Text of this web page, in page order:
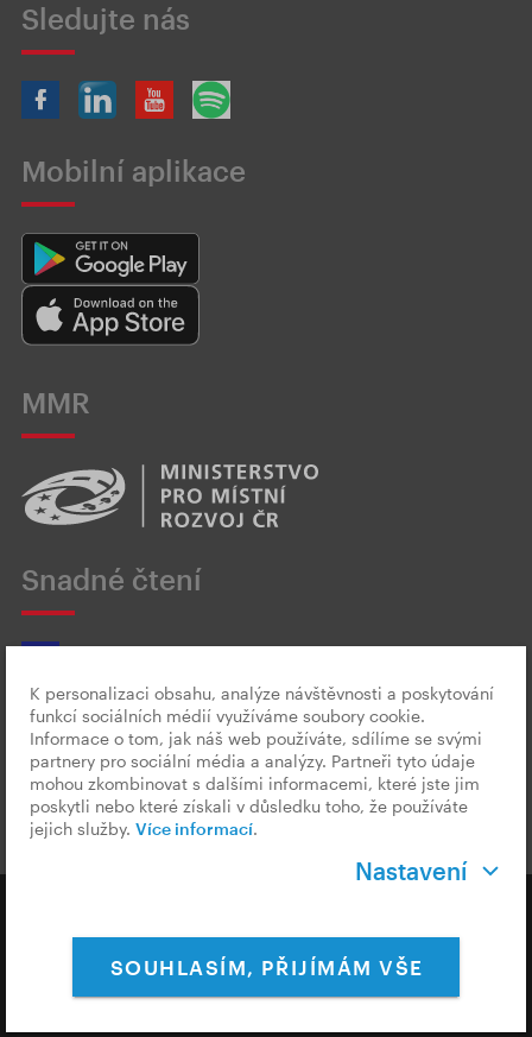
Sledujte nás
Mobilní aplikace
MMR
Snadné čtení
Český znakový jazyk
Ochrana osobních údajů
Cookies & Měření
Nastavení Cookies
K personalizaci obsahu, analýze návštěvnosti a poskytování
funkcí sociálních médií využíváme soubory cookie.
Informace o tom, jak náš web používáte, sdílíme se svými
partnery pro sociální média a analýzy. Partneři tyto údaje
mohou zkombinovat s dalšími informacemi, které jste jim
poskytli nebo které získali v důsledku toho, že používáte
jejich služby. Více informací.
Nastavení
SOUHLASÍM, PŘIJÍMÁM VŠE